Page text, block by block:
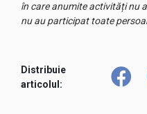
în care anumite activități nu
nu au participat toate
Distribuie
articolul: